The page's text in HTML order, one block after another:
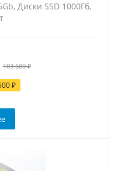
Диски SSD 1000Гб,
103 600 ₽
₽